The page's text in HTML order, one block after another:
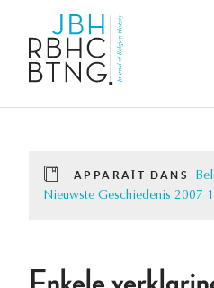
APPARAÎT DANS
Nieuwste Geschiedenis 2007